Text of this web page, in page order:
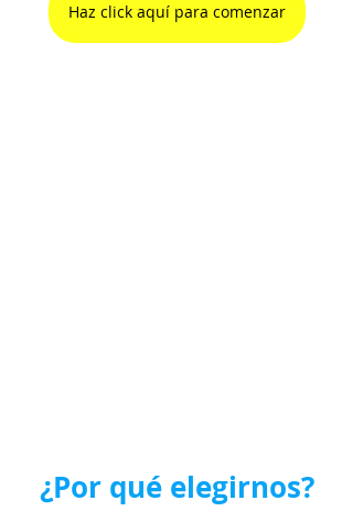
Haz click aquí para comenzar
¿Por qué elegirnos?